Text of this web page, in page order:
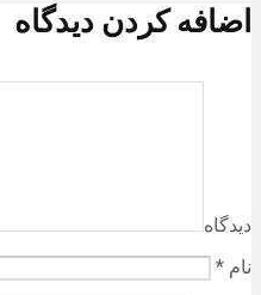
اضافه کردن دیدگاه
دیدگاه
نام *